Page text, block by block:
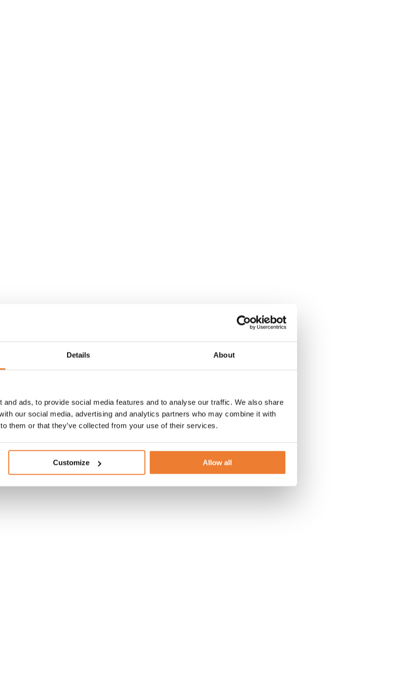
Details About
ads, to provide social media features and to analyse our traffic. We also share
our social media, advertising and analytics partners who may combine it with
them or that they’ve collected from your use of their services.
Customize Allow all